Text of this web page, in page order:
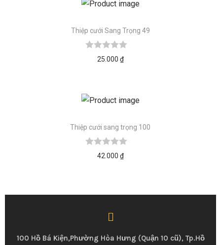
Thiệp cưới Sang Trọng 49
25.000 ₫
Thiệp cưới sang trọng 100
42.000 ₫
100 Hồ Bá Kiện,Phường Hòa Hưng (Quận 10 cũ), Tp.Hồ